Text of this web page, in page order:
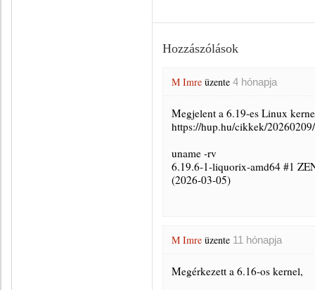
Hozzászólások
M Imre üzente 4 hónapja
Megjelent a 6.19-es Linux
https://hup.hu/cikkek/
uname -rv
6.19.6-1-liquorix-amd64 #1
(2026-03-05)
M Imre üzente 11 hónapja
Megérkezett a 6.16-os kernel,